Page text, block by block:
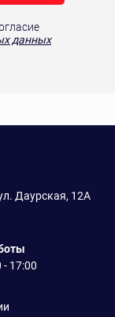
данных
Даурская, 12А
17:00